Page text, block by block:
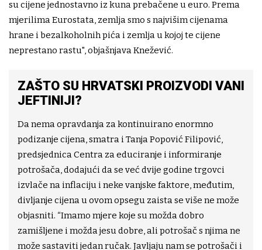
su cijene jednostavno iz kuna prebačene u euro. Prema
mjerilima Eurostata, zemlja smo s najvišim cijenama
hrane i bezalkoholnih pića i zemlja u kojoj te cijene
neprestano rastu", objašnjava Knežević.
ZAŠTO SU HRVATSKI PROIZVODI VANI
JEFTINIJI?
Da nema opravdanja za kontinuirano enormno
podizanje cijena, smatra i Tanja Popović Filipović,
predsjednica Centra za educiranje i informiranje
potrošača, dodajući da se već dvije godine trgovci
izvlače na inflaciju i neke vanjske faktore, međutim,
divljanje cijena u ovom opsegu zaista se više ne može
objasniti. “Imamo mjere koje su možda dobro
zamišljene i možda jesu dobre, ali potrošač s njima ne
može sastaviti jedan ručak. Javljaju nam se potrošači i